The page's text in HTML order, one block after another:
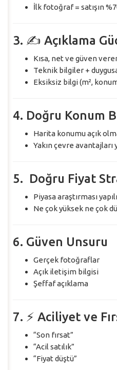
İlk fotoğraf = satışın
3. ✍️ Açıklama
Kısa, net ve güven
Teknik bilgiler +
Eksiksiz bilgi (m²,
4. Doğru Konum
Harita konumu açık
Yakın çevre avantajları
5. Doğru Fiyat
Piyasa araştırması
Ne çok yüksek ne çok
6. Güven Unsuru
Gerçek fotoğraflar
Açık iletişim bilgisi
Şeffaf açıklama
7. ⚡ Aciliyet ve
“Son fırsat”
“Acil satılık”
“Fiyat düştü”